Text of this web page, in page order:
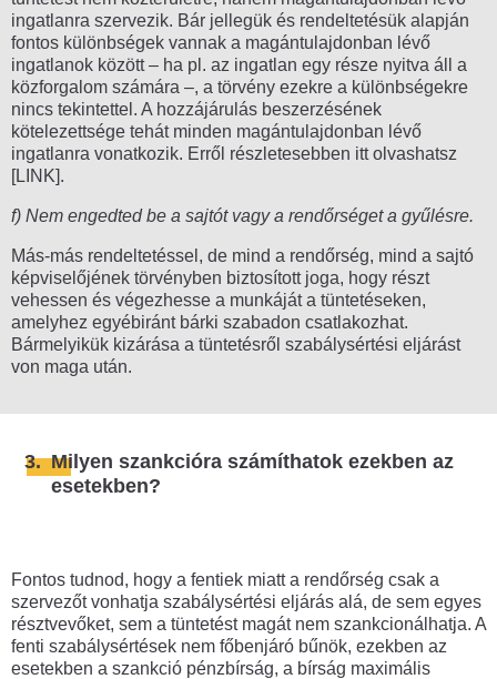
ingatlanra szervezik. Bár jellegük és rendeltetésük alapján
fontos különbségek vannak a magántulajdonban lévő
ingatlanok között – ha pl. az ingatlan egy része nyitva áll a
közforgalom számára –, a törvény ezekre a különbségekre
nincs tekintettel. A hozzájárulás beszerzésének
kötelezettsége tehát minden magántulajdonban lévő
ingatlanra vonatkozik. Erről részletesebben itt olvashatsz
[LINK].
f) Nem engedted be a sajtót vagy a rendőrséget a gyűlésre.
Más-más rendeltetéssel, de mind a rendőrség, mind a sajtó
képviselőjének törvényben biztosított joga, hogy részt
vehessen és végezhesse a munkáját a tüntetéseken,
amelyhez egyébiránt bárki szabadon csatlakozhat.
Bármelyikük kizárása a tüntetésről szabálysértési eljárást
von maga után.
3. Milyen szankcióra számíthatok ezekben az
esetekben?
Fontos tudnod, hogy a fentiek miatt a rendőrség csak a
szervezőt vonhatja szabálysértési eljárás alá, de sem egyes
résztvevőket, sem a tüntetést magát nem szankcionálhatja. A
fenti szabálysértések nem főbenjáró bűnök, ezekben az
esetekben a szankció pénzbírság, a bírság maximális